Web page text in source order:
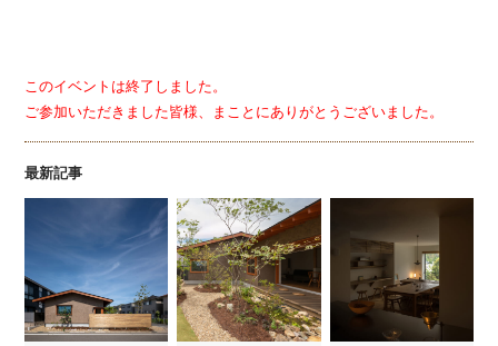
このイベントは終了しました。
ご参加いただきました皆様、まことにありがとうございました。
最新記事